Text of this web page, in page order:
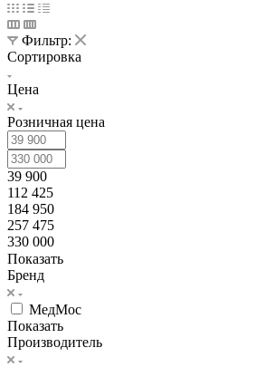
Фильтр:
Сортировка
Цена
Розничная цена
39 900
112 425
184 950
257 475
330 000
Показать
Бренд
МедМос
Показать
Производитель